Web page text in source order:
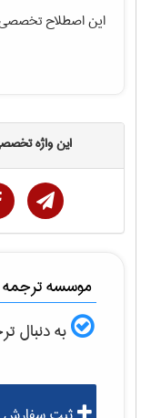
این اصطلاح
این واژه
موسسه ترجمه
به دنبال